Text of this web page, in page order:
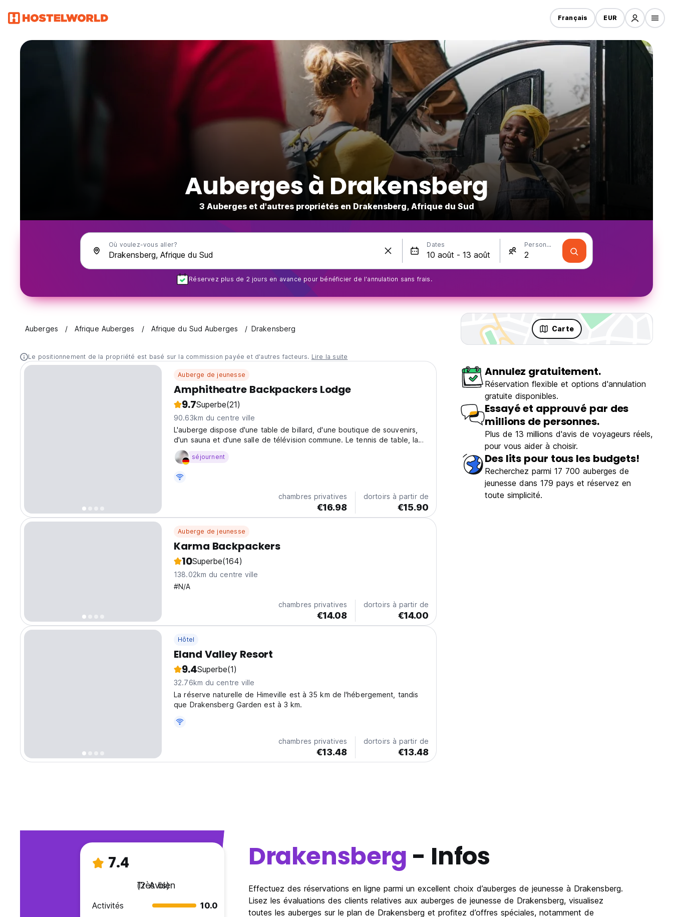
Français EUR
Auberges à Drakensberg
3 Auberges et d'autres propriétés en Drakensberg, Afrique du Sud
Où voulez-vous aller? Dates Personnes
Réservez plus de 2 jours en avance pour bénéficier de l'annulation sans frais.
Auberges Afrique Auberges Afrique du Sud Auberges Drakensberg Carte
Le positionnement de la propriété est basé sur la commission payée et d'autres facteurs. Lire la suite
Auberge de jeunesse
Amphitheatre Backpackers Lodge
9.7Superbe(21)
90.63km du centre ville
L'auberge dispose d'une table de billard, d'une boutique de souvenirs,
d'un sauna et d'une salle de télévision commune. Le tennis de table, la
randonnée et le vélo ne sont que quelques-unes des activités que vous
pourrez pratiquer dans cet établissement et...
séjournent
chambres privatives
€16.98
dortoirs à partir de
€15.90
Auberge de jeunesse
Karma Backpackers
10Superbe(164)
138.02km du centre ville
#N/A
chambres privatives
€14.08
dortoirs à partir de
€14.00
Hôtel
Eland Valley Resort
9.4Superbe(1)
32.76km du centre ville
La réserve naturelle de Himeville est à 35 km de l'hébergement, tandis
que Drakensberg Garden est à 3 km.
chambres privatives
€13.48
dortoirs à partir de
€13.48
Annulez gratuitement.
Réservation flexible et options d'annulation
gratuite disponibles.
Essayé et approuvé par des
millions de personnes.
Plus de 13 millions d'avis de voyageurs réels,
pour vous aider à choisir.
Des lits pour tous les budgets!
Recherchez parmi 17 700 auberges de
jeunesse dans 179 pays et réservez en
toute simplicité.
7.4
Très bien
(2 Avis)
Activités
10.0
Drakensberg - Infos
Effectuez des réservations en ligne parmi un excellent choix d’auberges de jeunesse à Drakensberg.
Lisez les évaluations des clients relatives aux auberges de jeunesse de Drakensberg, visualisez
toutes les auberges sur le plan de Drakensberg et profitez d’offres spéciales, notamment de